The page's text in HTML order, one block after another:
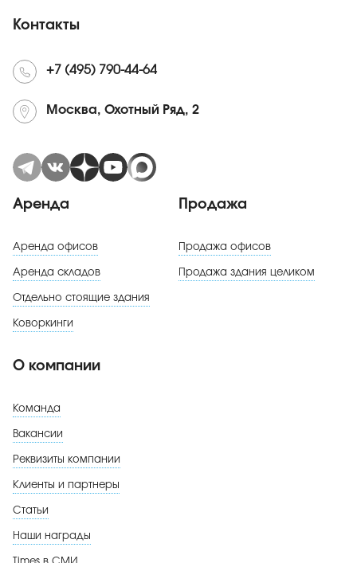
Контакты
+7 (495) 790-44-64
Москва, Охотный Ряд, 2
Аренда
Аренда офисов
Аренда складов
Отдельно стоящие здания
Коворкинги
Продажа
Продажа офисов
Продажа здания целиком
О компании
Команда
Вакансии
Реквизиты компании
Клиенты и партнеры
Статьи
Наши награды